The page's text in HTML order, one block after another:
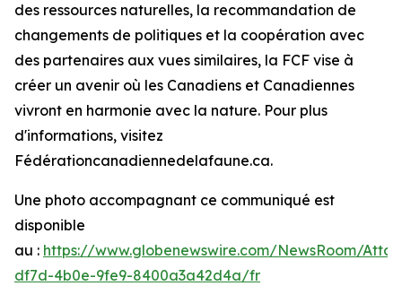
des ressources naturelles, la recommandation de
changements de politiques et la coopération avec
des partenaires aux vues similaires, la FCF vise à
créer un avenir où les Canadiens et Canadiennes
vivront en harmonie avec la nature. Pour plus
d'informations, visitez
Fédérationcanadiennedelafaune.ca.
Une photo accompagnant ce communiqué est
disponible
au : https://www.globenewswire.com/NewsRoom/
df7d-4b0e-9fe9-8400a3a42d4a/fr